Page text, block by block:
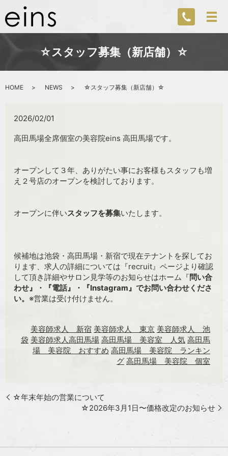
☆スタッフ募集（新店舗）☆
HOME NEWS ☆スタッフ募集（新店舗）☆
2026/02/01
高田馬場全席個室の美容院eins 高田馬場です。
オープンして３年、ありがたい事にお客様もスタッフも増
え２号店のオープンを検討しております。
オープンに伴いスタッフを募集いたします。
候補地は池袋・高田馬場・新宿で現在テナントを探してお
ります、求人の詳細については『recruit』ページより確認
して頂き詳細やサロン見学等のお知らせはホーム『問い合
わせ』・『電話』・『Instagram』でお問い合わせくださ
い。 ※営業は受け付けません。
美容師求人 新宿 美容師求人 東京 美容師求人 池
袋 美容師求人高田馬場 高田馬場 美容室 人気 高田馬
場 美容院 おすすめ 高田馬場 美容院 ランキン
グ 高田馬場 美容院 個室
☆年末年始の営業について
☆2026年3月1日〜価格改定のお知らせ